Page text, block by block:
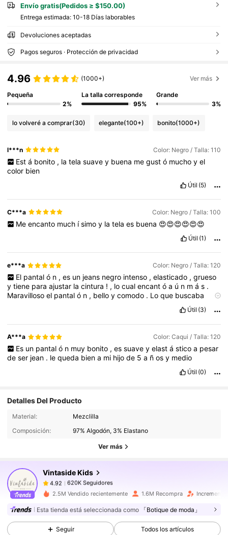
Envío gratis(Pedidos ≥ $150.00)
Entrega estimada: 10-18 Días laborables
Devoluciones aceptadas
Pagos seguros · Protección de privacidad
4.96 (1000+) Ver más
Pequeña
2%
La talla corresponde
95%
Grande
3%
lo volveré a comprar(30) elegante(100+) bonito(1000+)
l***n Color: Negro / Talla: 110
Est á bonito , la tela suave y buena me gust ó mucho y el
color bien
Útil (5)
C***a Color: Negro / Talla: 100
Me encanto much ísimo y la tela es buena 😍😍😍😍😍😍
Útil (1)
e***a Color: Negro / Talla: 120
El pantal ó n , es un jeans negro intenso , elasticado , grueso
ytiene paraajustar lacintura ! , locualencantóa ú n más .
Maravillosoel pantaló n , belloycomodo . Loque buscaba
Útil (3)
A***a Color: Caqui / Talla: 120
Es un pantal ó n muy bonito , es suave y elast á stico a pesar
deser jean . lequeda biena mi hijode 5a ñosy medio
Útil (0)
Detalles Del Producto
Material:
Mezclilla
Composición:
97% Algodón, 3% Elastano
Ver más
Vintaside Kids
4.92
4.92
620K Seguidores
5***0seguidoHace 1 horas
4.92
620K Seguidores
4.92 620K Seguidores
4.92 620K Seguidores
2.5M Vendido recientemente 1.6M Recompra Incremento
Esta tienda está seleccionada como 「Botique de moda」
Seguir Todos los artículos